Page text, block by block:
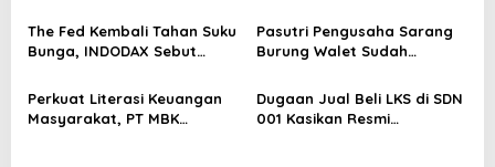
Blockchain
The Fed Kembali Tahan Suku
Bunga, INDODAX Sebut
Sentimen Pasar
Pasutri Pengusaha Sarang
Burung Walet Sudah
Pelapor Desak Polda Jambi
Segera Lakukan Penahanan
Perkuat Literasi Keuangan
Masyarakat, PT MBK
Dugaan Jual Beli LKS di SDN
001 Kasikan Resmi